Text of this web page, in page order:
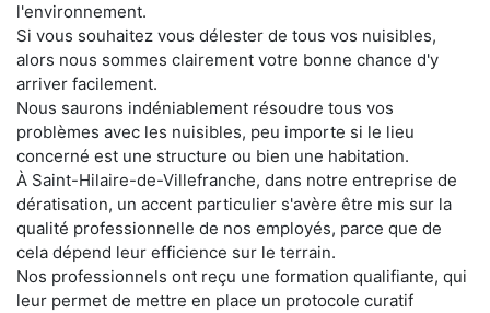
l'environnement.
Si vous souhaitez vous délester de tous vos nuisibles,
alors nous sommes clairement votre bonne chance d'y
arriver facilement.
Nous saurons indéniablement résoudre tous vos
problèmes avec les nuisibles, peu importe si le lieu
concerné est une structure ou bien une habitation.
À Saint-Hilaire-de-Villefranche, dans notre entreprise de
dératisation, un accent particulier s'avère être mis sur la
qualité professionnelle de nos employés, parce que de
cela dépend leur efficience sur le terrain.
Nos professionnels ont reçu une formation qualifiante, qui
leur permet de mettre en place un protocole curatif